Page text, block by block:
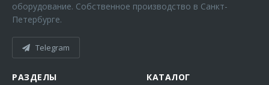
оборудование. Собственное производство в Санкт-
Петербурге.
Telegram
РАЗДЕЛЫ
КАТАЛОГ